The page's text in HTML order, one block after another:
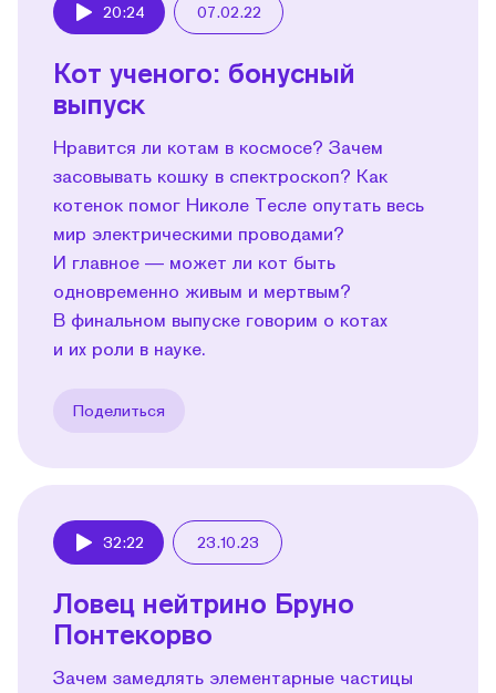
20:24 07.02.22
​​Кот ученого: бонусный
выпуск
Нравится ли котам в космосе? Зачем
засовывать кошку в спектроскоп? Как
котенок помог Николе Тесле опутать весь
мир электрическими проводами?
И главное — может ли кот быть
одновременно живым и мертвым?
В финальном выпуске говорим о котах
и их роли в науке.
Поделиться
32:22 23.10.23
Ловец нейтрино Бруно
Понтекорво
Зачем замедлять элементарные частицы